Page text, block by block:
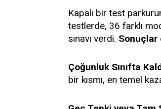
Kapalı bir test
testlerde, 36 farklı
sınavı verdi. Sonuçlar
Çoğunluk Sınıfta
bir kısmı, en temel